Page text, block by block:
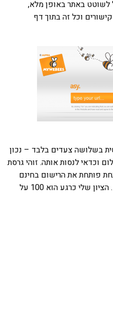
לשוטט באתר באופן מלא,
וכל זה בתוך דף
בשלושה צעדים בלבד – נכון
וכדאי לנסות אותה. זוהי גרסת
פותחת את הרישום בחינם
ומבקשת מתן פידבק על השימוש. הציון שלי כרגע הוא 100 על